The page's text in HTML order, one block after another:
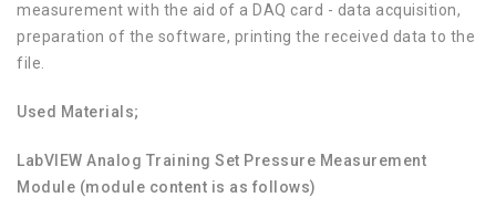
measurement with the aid of a DAQ card - data acquisition,
preparation of the software, printing the received data to the
file.
Used Materials;
LabVIEW Analog Training Set Pressure Measurement
Module (module content is as follows)